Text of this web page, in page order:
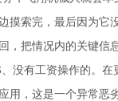
摸索完，最后因为它
，把情况内的关键信
没有工资操作的。在
用，这是一个异常恶